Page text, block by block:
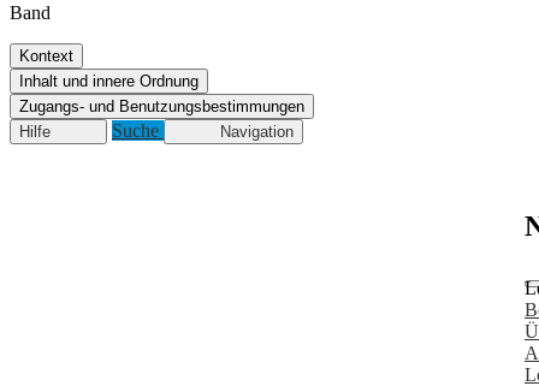
Band
Kontext
Inhalt und innere Ordnung
Zugangs- und Benutzungsbestimmungen
Hilfe
Suche Navigation